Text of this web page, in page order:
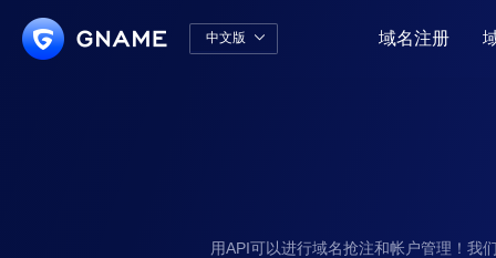
中文版  域名注册
用API可以进行域名抢注和帐户管理！我